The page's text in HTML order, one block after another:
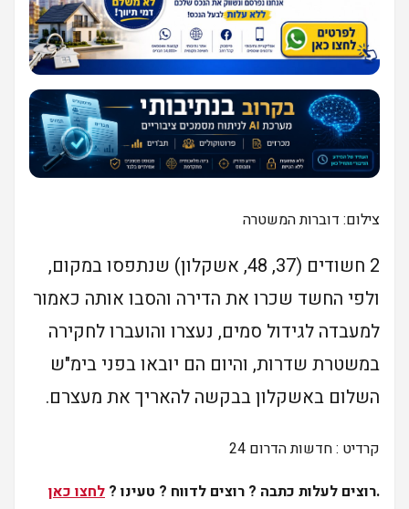
צילום: דוברות המשטרה
2 חשודים (37, 48, אשקלון) שנתפסו במקום,
ולפי החשד שכרו את הדירה והסבו אותה כאמור
למעבדה לגידול סמים, נעצרו והועברו לחקירה
במשטרת שדרות, והיום הם יובאו בפני בימ"ש
השלום באשקלון בבקשה להאריך את מעצרם.
24 קרדיט : חדשות הדרום
רוצים לעלות כתבה ? רוצים לדווח ? טעינו ? לחצו כאן .